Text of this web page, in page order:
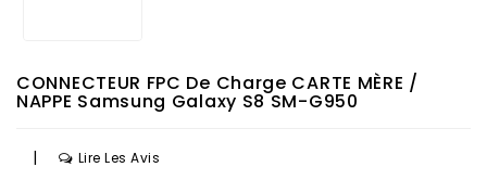
CONNECTEUR FPC De Charge CARTE MÈRE /
NAPPE Samsung Galaxy S8 SM-G950
| Lire Les Avis